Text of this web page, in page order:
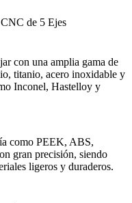
de 5 Ejes
con una amplia gama de
, titanio, acero inoxidable y
Inconel, Hastelloy y
como PEEK, ABS,
gran precisión, siendo
ligeros y duraderos.